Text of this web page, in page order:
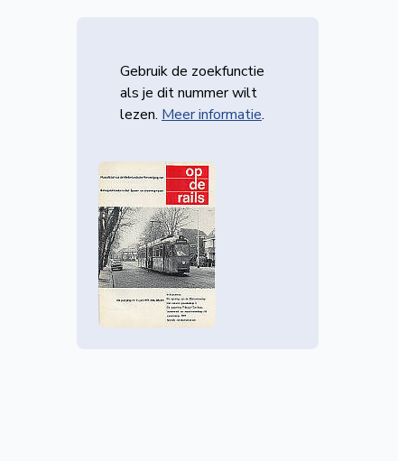
Gebruik de zoekfunctie
als je dit nummer wilt
lezen. Meer informatie.